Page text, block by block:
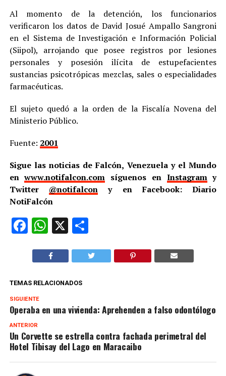
Al momento de la detención, los funcionarios
verificaron los datos de David Josué Ampallo Sangroni
en el Sistema de Investigación e Información Policial
(Siipol), arrojando que posee registros por lesiones
personales y posesión ilícita de estupefacientes
sustancias psicotrópicas mezclas, sales o especialidades
farmacéuticas.
El sujeto quedó a la orden de la Fiscalía Novena del
Ministerio Público.
Fuente: 2001
Sigue las noticias de Falcón, Venezuela y el Mundo
enwww.notifalcon.com síguenos en Instagramy
Twitter @notifalcon y en Facebook: Diario
NotiFalcón
Facebook
WhatsApp
X Compartir
TEMAS RELACIONADOS
SIGUIENTE
Operaba en una vivienda: Aprehenden a falso odontólogo
ANTERIOR
Un Corvette se estrella contra fachada perimetral del
Hotel Tibisay del Lago en Maracaibo